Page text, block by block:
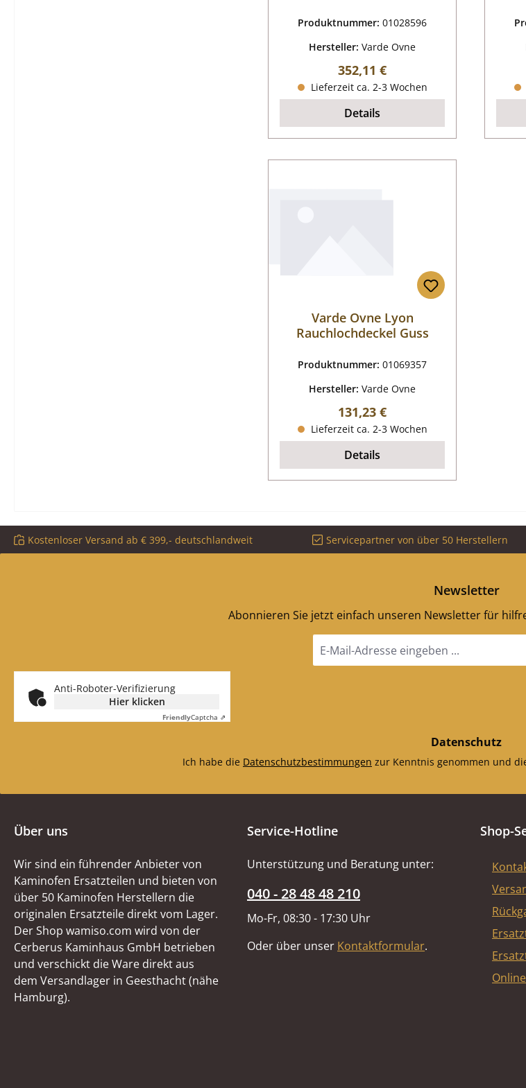
Produktnummer:01028596
Hersteller:Varde Ovne
Regulärer Preis:
352,11 €
Lieferzeit ca. 2-3 Wochen
Details
Varde Ovne Lyon
Rauchlochdeckel Guss
Produktnummer:01069357
Hersteller:Varde Ovne
Regulärer Preis:
131,23 €
Lieferzeit ca. 2-3 Wochen
Details
Kostenloser Versand ab € 399,- deutschlandweit Servicepartner von über 50 Herstellern
Newsletter
Abonnieren Sie jetzt einfach unseren Newsletter für
Mail-
Anti-Roboter-Verifizierung
Hier klicken
FriendlyCaptcha ⇗
Datenschutz
Ich habe die Datenschutzbestimmungen zur Kenntnis genommen und
Über uns
Wir sind ein führender Anbieter von
Kaminofen Ersatzteilen und bieten von
über 50 Kaminofen Herstellern die
originalen Ersatzteile direkt vom Lager.
Der Shop wamiso.com wird von der
Cerberus Kaminhaus GmbH betrieben
und verschickt die Ware direkt aus
dem Versandlager in Geesthacht (nähe
Hamburg).
Service-Hotline
Unterstützung und Beratung unter:
040 - 28 48 48 210
Mo-Fr, 08:30 - 17:30 Uhr
Oder über unser Kontaktformular.
Shop-